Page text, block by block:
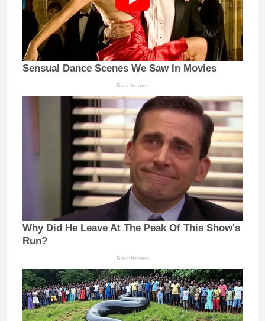
Sensual Dance Scenes We Saw In Movies
Brainberries
Why Did He Leave At The Peak Of This Show's
Run?
Brainberries